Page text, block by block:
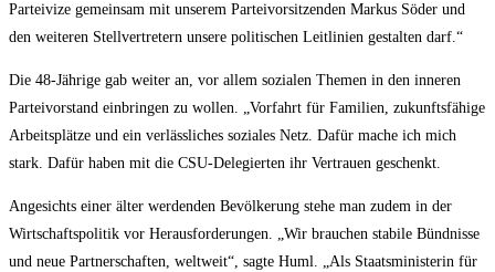
Par­tei­vi­ze gemein­sam mit unse­rem Par­tei­vor­sit­zen­den Mar­kus Söder und
den wei­te­ren Stell­ver­tre­tern unse­re poli­ti­schen Leit­li­ni­en gestal­ten darf.“
Die 48-Jäh­ri­ge gab wei­ter an, vor allem sozia­len The­men in den inne­ren
Par­tei­vor­stand ein­brin­gen zu wol­len. „Vor­fahrt für Fami­li­en, zukunfts­fä­hi­ge
Arbeits­plät­ze und ein ver­läss­li­ches sozia­les Netz. Dafür mache ich mich
stark. Dafür haben mit die CSU-Dele­gier­ten ihr Ver­trau­en geschenkt.
Ange­sichts einer älter wer­den­den Bevöl­ke­rung ste­he man zudem in der
Wirt­schafts­po­li­tik vor Her­aus­for­de­run­gen. „Wir brau­chen sta­bi­le Bünd­nis­se
und neue Part­ner­schaf­ten, welt­weit“, sag­te Huml. „Als Staats­mi­nis­te­rin für